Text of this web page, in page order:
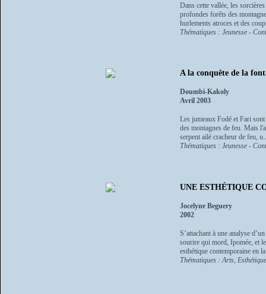
Dans cette vallée, les
profondes forêts des
hurlements atroces et des
Thématiques : Jeunesse -
A la conquête de la
Doumbi-Kakoly
Avril 2003
Les jumeaux Fodé et Fari
des montagnes de feu. Mais
serpent ailé cracheur de feu,
Thématiques : Jeunesse -
UNE ESTHÉTIQUE
Jocelyne Beguery
2002
S’attachant à une analyse
sourire qui mord, Ipomée, et
esthétique contemporaine en
Thématiques : Arts,